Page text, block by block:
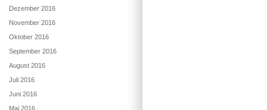
Dezember 2016
November 2016
Oktober 2016
September 2016
August 2016
Juli 2016
Juni 2016
Mai 2016